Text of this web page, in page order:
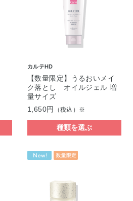
カルテHD
【数量限定】うるおいメイ
ク落とし オイルジェル 増
量サイズ
1,650円
（税込）※
種類を選ぶ